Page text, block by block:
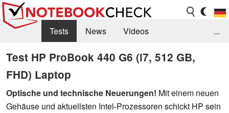
Tests News
Videos
Benchmarks & Tech
Externe Tests
Kaufberatung
Forum
...
Test HP ProBook 440 G6 (i7, 512 GB,
FHD) Laptop
Optische und technische Neuerungen! Mit einem neuen
Gehäuse und aktuellsten Intel-Prozessoren schickt HP sein